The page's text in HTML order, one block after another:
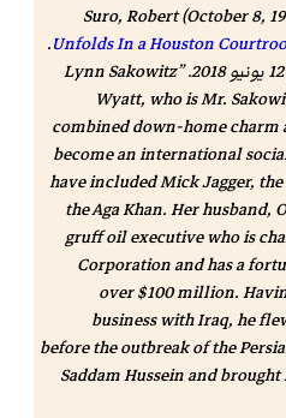
Suro, Robert (October 8,
Unfolds In a Houston
.
.
Lynn Sakowitz
Wyatt, who is Mr.
combined down-home charm
become an international
have included Mick Jagger,
the Aga Khan. Her husband,
gruff oil executive who is
Corporation and has a
over $100 million.
business with Iraq, he
before the outbreak of the
Saddam Hussein and